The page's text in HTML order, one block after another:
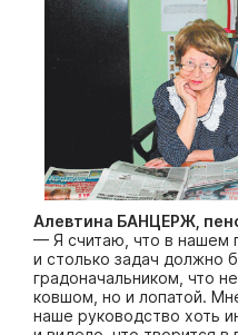
Алевтина БАНЦЕРЖ,
— Я считаю, что в нашем
и столько задач должно
градоначальником, что
ковшом, но и лопатой.
наше руководство хоть